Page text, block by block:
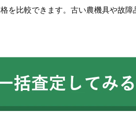
を比較できます。古い農機具や故